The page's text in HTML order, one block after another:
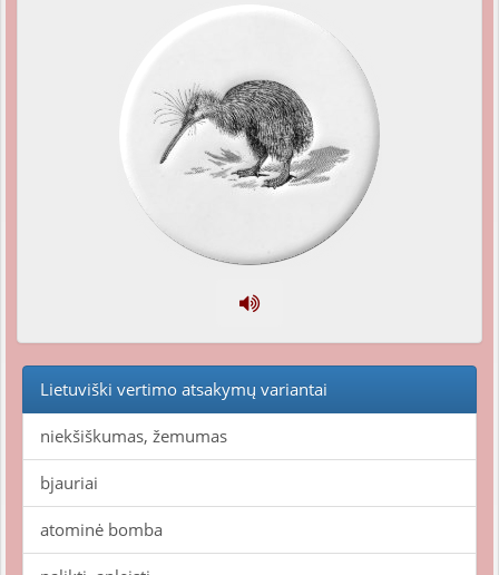
Lietuviški vertimo atsakymų variantai
niekšiškumas, žemumas
bjauriai
atominė bomba